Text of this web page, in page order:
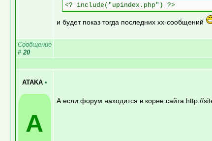
<? include("upindex.php") ?>
и будет показ тогда последних xx-сообщений
Сообщение
# 20
ATAKA •
A
А если форум находится в корне сайта http://